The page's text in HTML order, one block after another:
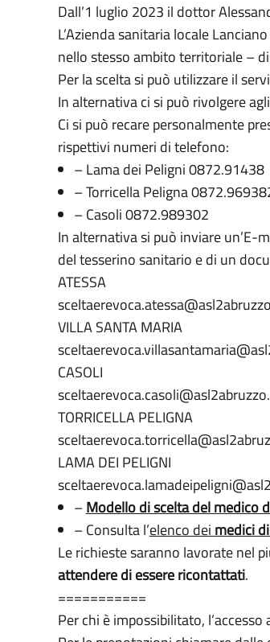
Dall’1 luglio 2023 il dottor
L’Azienda sanitaria locale
nello stesso ambito territoriale –
Per la scelta si può utilizzare il
In alternativa ci si può rivolgere
Ci si può recare personalmente
rispettivi numeri di telefono:
– Lama dei Peligni 0872.91438
– Torricella Peligna
– Casoli 0872.989302
In alternativa si può inviare un’E-
del tesserino sanitario e di un
ATESSA
VILLA SANTA MARIA
CASOLI
TORRICELLA PELIGNA
LAMA DEI PELIGNI
–Modello di scelta del medico
– Consulta l’elenco dei medici
Le richieste saranno lavorate nel
attendere di essere ricontattati.
===========
Per chi è impossibilitato,